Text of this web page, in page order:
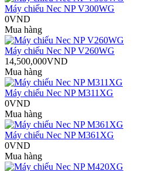
Máy chiếu Nec NP V300WG
0VND
Mua hàng
Máy chiếu Nec NP V260WG
14,500,000VND
Mua hàng
Máy chiếu Nec NP M311XG
0VND
Mua hàng
Máy chiếu Nec NP M361XG
0VND
Mua hàng